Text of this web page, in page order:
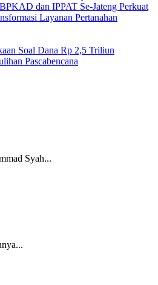
dan IPPAT Se-Jateng Perkuat
Layanan Pertanahan
Soal Dana Rp 2,5 Triliun
Pascabencana
Syah...